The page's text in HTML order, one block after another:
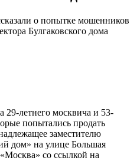
о попытке мошенников
Булгаковского дома
29-летнего москвича и 53-
попытались продать
заместителю
дом» на улице Большая
со ссылкой на